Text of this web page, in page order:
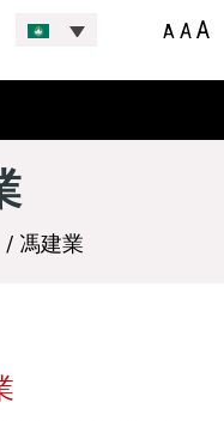
A AA
/ 馮建業